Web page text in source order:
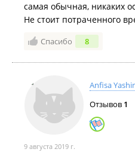
самая обычная, никаких
Не стоит потраченного
Спасибо 8
Anfisa
Отзывов 1
9 августа 2019 г.